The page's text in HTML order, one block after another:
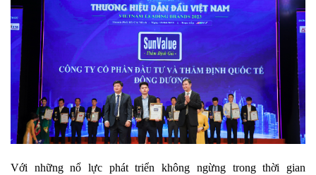
Với những nổ lực phát triển không ngừng trong thời gian